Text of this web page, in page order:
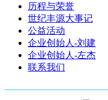
历程与荣誉
世纪丰源大事记
公益活动
企业创始人-刘建
企业创始人-左杰
联系我们